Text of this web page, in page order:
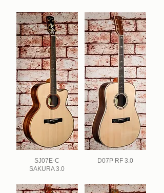
SJ07E-C
SAKURA 3.0
D07P RF 3.0